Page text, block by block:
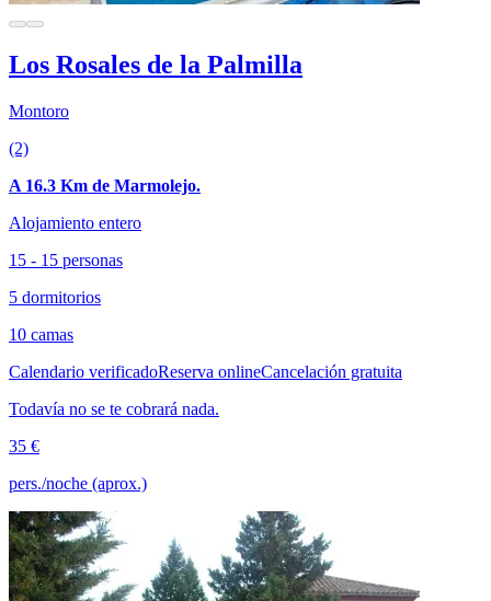
Los Rosales de la Palmilla
Montoro
(2)
A 16.3 Km de Marmolejo.
Alojamiento entero
15 - 15 personas
5 dormitorios
10 camas
Calendario verificadoReserva onlineCancelación gratuita
Todavía no se te cobrará nada.
35 €
pers./noche (aprox.)